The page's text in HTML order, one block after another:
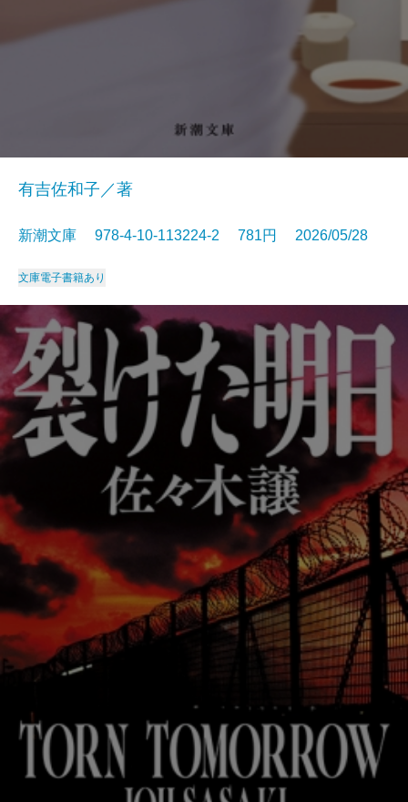
有吉佐和子／著
新潮文庫 978-4-10-113224-2 781円 2026/05/28
文庫電子書籍あり